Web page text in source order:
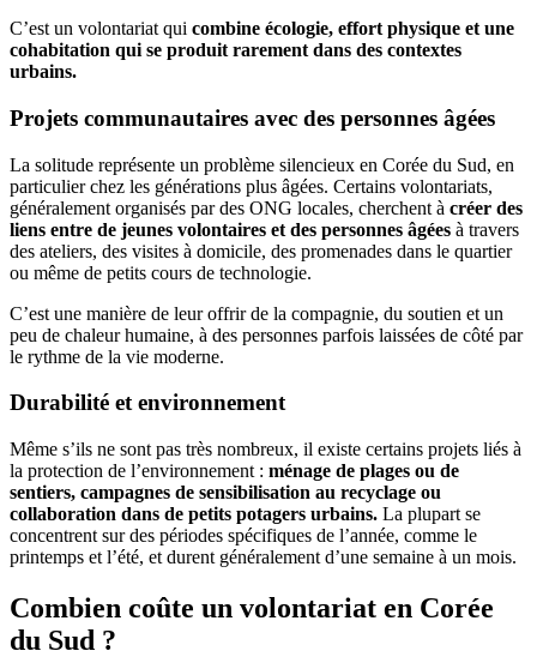
C’est un volontariat qui combine écologie, effort physique et une
cohabitation qui se produit rarement dans des contextes
urbains.
Projets communautaires avec des personnes âgées
La solitude représente un problème silencieux en Corée du Sud, en
particulier chez les générations plus âgées. Certains volontariats,
généralement organisés par des ONG locales, cherchent à créer des
liens entre de jeunes volontaires et des personnes âgées à travers
des ateliers, des visites à domicile, des promenades dans le quartier
ou même de petits cours de technologie.
C’est une manière de leur offrir de la compagnie, du soutien et un
peu de chaleur humaine, à des personnes parfois laissées de côté par
le rythme de la vie moderne.
Durabilité et environnement
Même s’ils ne sont pas très nombreux, il existe certains projets liés à
la protection de l’environnement : ménage de plages ou de
sentiers, campagnes de sensibilisation au recyclage ou
collaboration dans de petits potagers urbains. La plupart se
concentrent sur des périodes spécifiques de l’année, comme le
printemps et l’été, et durent généralement d’une semaine à un mois.
Combien coûte un volontariat en Corée
du Sud ?